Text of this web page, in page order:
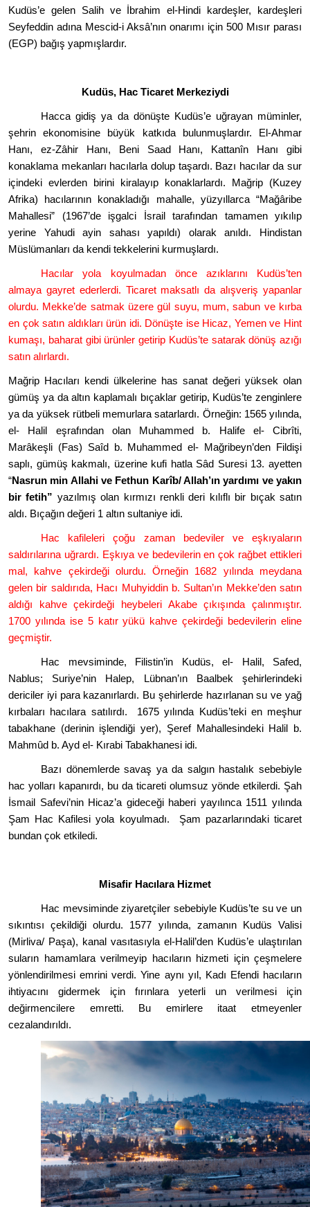
Kudüs’e gelen Salih ve İbrahim el-Hindi kardeşler, kardeşleri
Seyfeddin adına Mescid-i Aksâ’nın onarımı için 500 M ısır parası
(EGP) bağış yapmışlardır.
Kudüs, Hac Ticaret Merkeziydi
Hacca gidiş ya da dönüşte Kudüs’e uğrayan müminler,
şehrin ekonomisine büyük katkıda bulunmuşlardır. El-Ahmar
Hanı, ez-Zâhir Hanı, Beni Saad Hanı, Kattanîn Hanı gibi
konaklama mekanları hacılarla dolup taşardı. Bazı hacı lar da sur
içindeki evlerden birini kiralayıp konaklarlardı. Mağrip (Kuzey
Afrika) hacılarının konakladığı mahalle, yüzyıllarca“Mağâribe
Mahallesi” (1967’de işgalci
İsrail tarafından tamamen yıkılıp
yerine Yahudi ayin sahası yapıldı) olarak anıldı. Hindistan
Müslümanları da kendi tekkelerini kurmuşlardı.
Hacılar yola koyulmadan önce azıklarını Kudüs’ten
almaya gayret ederlerdi. Ticaret maksatlıda al ışveriş yapanlar
olurdu. Mekke’de satmak üzere gül suyu, mum, sabun ve kırba
en çok satın aldıkları ürün idi. Dönüşte ise Hicaz, Yemen ve Hint
kumaşı, baharat gibi ürünler getirip Kudüs’te satarak dönüş azığı
satın alırlardı.
Mağrip Hacıları kendi ülkelerine has sanat değeri yüksek olan
gümüş ya da altın kaplamalı bıçaklar getirip, Kudüs’te zenginlere
ya da yüksek rütbeli memurlara satarlardı. Örneğin: 1565 yılında,
el- Halil eşrafından olan Muhammed b. Halife el- Cibrîti,
Marâkeşli (Fas) Saîd b. Muhammed el- Mağribeyn’den Fildişi
saplı, gümüş kakmalı, üzerine kufi hatla Sâd Suresi 13. ayetten
“Nasrun min Allahi ve Fethun Karîb/ Allah’ın yardımı ve yakın
bir fetih” yazılmış olan kırmızı renkli deri kılıflı bir bıçak satın
aldı. Bıçağın değeri 1 altın sultaniye idi.
Hac kafileleri çoğu zaman bedeviler ve eşkıyaların
saldırılarına uğrardı. Eşkıya ve bedevilerin en çok rağbet ettikleri
mal, kahve çekirdeği olurdu. Örneğin 1682 yılında meydana
gelen bir saldırıda, Hacı Muhyiddin b. Sultan’ın Mekke’den satın
aldığı kahve çekirdeği heybeleri Akabe çıkışında çalınmıştır.
1700 yılında ise 5 katır yükü kahve çekirdeği bedevilerin eline
geçmiştir.
Hac mevsiminde, Filistin’in Kudüs, el- Halil, Safed,
Nablus; Suriye’nin Halep, Lübnan’ın Baalbekşehirlerindeki
dericiler iyi para kazanırlardı. Bu şehirlerde hazırlanan su ve yağ
kırbaları
hacılara satılırdı. 1675 yılında Kudüs’teki en meşhur
tabakhane (derinin işlendiği yer), Şeref Mahallesindeki Halil b.
Mahmûd b. Ayd el- Kırabi Tabakhanesi idi.
Bazı dönemlerde savaş ya da salgın hastalık sebebiyle
hac yolları kapanırdı, bu da ticareti olumsuz yönde etkilerdi. Şah
İsmail Safevi’nin Hicaz’a gideceği haberi yayılınca 1511 yılında
Şam Hac Kafilesi yola koyulmadı. Şam pazarlarındaki ticaret
bundan çok etkiledi.
Misafir Hacılara Hizmet
Hac mevsiminde ziyaretçiler sebebiyle Kudüs’te su ve un
sıkıntısı çekildiği olurdu. 1577 yılında, zamanın Kudüs Valisi
(Mirliva/ Paşa), kanal vasıtasıyla el-Halil ’den Kudüs’e ulaştırılan
suların hamamlara verilmeyip hacıların hizmeti için çeşmelere
yönlendirilmesi emrini verdi. Yine aynı yıl, Kadı Efendi hacıların
ihtiyacını gidermek için fırınlara yeterli un verilmesi için
değirmencilere emretti. Bu emirlere itaat etmeyenler
cezalandırıldı.